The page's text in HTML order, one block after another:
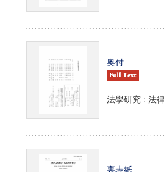
奥付
法學研究 : 法
裏表紙